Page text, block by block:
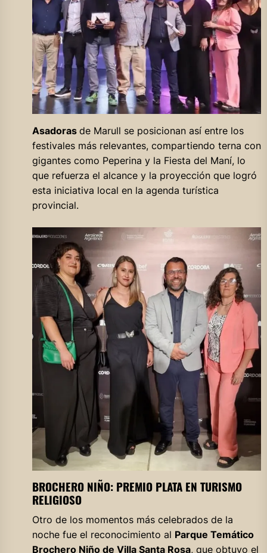
Asadoras de Marull se posicionan así entre los
festivales más relevantes, compartiendo terna con
gigantes como Peperina y la Fiesta del Maní, lo
que refuerza el alcance y la proyección que logró
esta iniciativa local en la agenda turística
provincial.
BROCHERO NIÑO: PREMIO PLATA EN TURISMO
RELIGIOSO
Otro de los momentos más celebrados de la
noche fue el reconocimiento al Parque Temático
Brochero Niño de Villa Santa Rosa, que obtuvo el